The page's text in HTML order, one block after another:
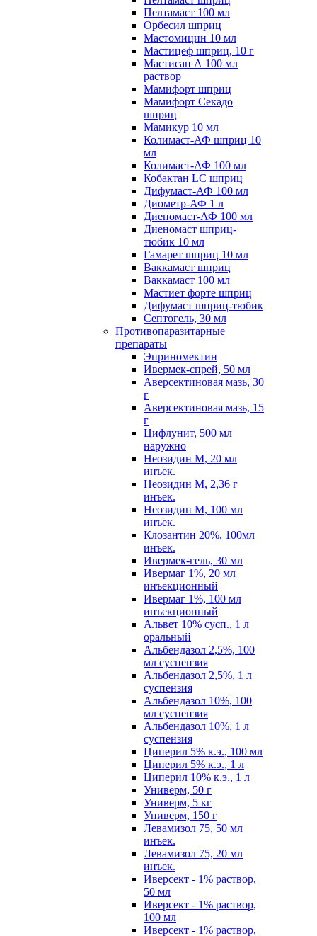
Пелтамаст 100 мл
Орбесил шприц
Мастомицин 10 мл
Мастицеф шприц, 10 г
Мастисан А 100 мл
раствор
Мамифорт шприц
Мамифорт Секадо
шприц
Мамикур 10 мл
Колимаст-АФ шприц 10
мл
Колимаст-АФ 100 мл
Кобактан LC шприц
Дифумаст-АФ 100 мл
Диометр-АФ 1 л
Диеномаст-АФ 100 мл
Диеномаст шприц-
тюбик 10 мл
Гамарет шприц 10 мл
Ваккамаст шприц
Ваккамаст 100 мл
Мастиет форте шприц
Дифумаст шприц-тюбик
Септогель, 30 мл
Противопаразитарные
препараты
Эприномектин
Ивермек-спрей, 50 мл
Аверсектиновая мазь, 30
г
Аверсектиновая мазь, 15
г
Цифлунит, 500 мл
наружно
Неозидин М, 20 мл
инъек.
Неозидин М, 2,36 г
инъек.
Неозидин М, 100 мл
инъек.
Клозантин 20%, 100мл
инъек.
Ивермек-гель, 30 мл
Ивермаг 1%, 20 мл
инъекционный
Ивермаг 1%, 100 мл
инъекционный
Альвет 10% сусп., 1 л
оральный
Альбендазол 2,5%, 100
мл суспензия
Альбендазол 2,5%, 1 л
суспензия
Альбендазол 10%, 100
мл суспензия
Альбендазол 10%, 1 л
суспензия
Циперил 5% к.э., 100 мл
Циперил 5% к.э., 1 л
Циперил 10% к.э., 1 л
Универм, 50 г
Универм, 5 кг
Универм, 150 г
Левамизол 75, 50 мл
инъек.
Левамизол 75, 20 мл
инъек.
Иверсект - 1% раствор,
50 мл
Иверсект - 1% раствор,
100 мл
Иверсект - 1% раствор,